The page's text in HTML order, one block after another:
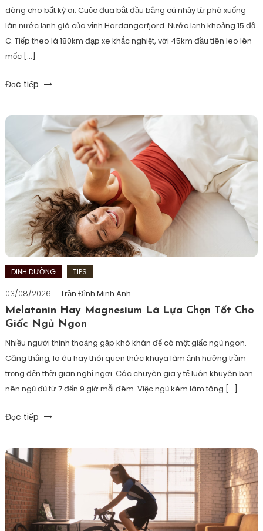
trong
chạy
bộ
dàng cho bất kỳ ai. Cuộc đua bắt đầu bằng cú nhảy từ phà xuống
làn nước lạnh giá của vịnh Hardangerfjord. Nước lạnh khoảng 15 độ
C. Tiếp theo là 180km đạp xe khắc nghiệt, với 45km đầu tiên leo lên
mốc […]
Tagged
ironman
endusport
giải
triathlon
khắc
nghiệt,
norseman
triathlon,
truyền
cảm
ironman
Đọc tiếp
DINH DƯỠNG TIPS
03/08/2026
Trần Đình Minh Anh
Melatonin Hay Magnesium Là Lựa Chọn Tốt Cho
Giấc Ngủ Ngon
Nhiều người thỉnh thoảng gặp khó khăn để có một giấc ngủ ngon.
Căng thẳng, lo âu hay thói quen thức khuya làm ảnh hưởng trầm
trọng đến thời gian nghỉ ngơi. Các chuyên gia y tế luôn khuyên bạn
nên ngủ đủ từ 7 đến 9 giờ mỗi đêm. Việc ngủ kém làm tăng […]
Tagged
bí
quyết
giúp
ngủ
ngon
trước
Đọc tiếp